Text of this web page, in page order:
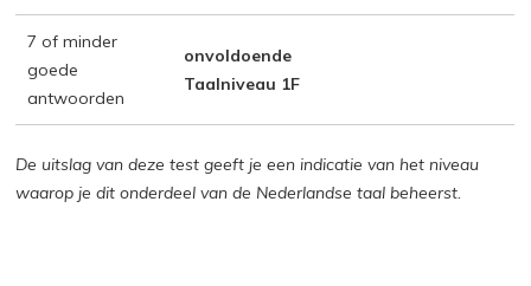
7 of minder
goede
antwoorden
onvoldoende
Taalniveau 1F
De uitslag van deze test geeft je een indicatie van het niveau
waarop je dit onderdeel van de Nederlandse taal beheerst.